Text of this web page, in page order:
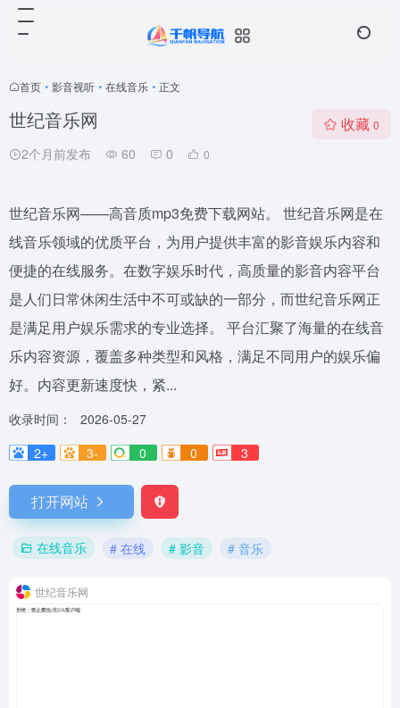
首页 • 影音视听 • 在线音乐 • 正文
世纪音乐网
2个月前发布 60 0 0
收藏 0
世纪音乐网——高音质mp3免费下载网站。 世纪音乐网是在
线音乐领域的优质平台，为用户提供丰富的影音娱乐内容和
便捷的在线服务。在数字娱乐时代，高质量的影音内容平台
是人们日常休闲生活中不可或缺的一部分，而世纪音乐网正
是满足用户娱乐需求的专业选择。 平台汇聚了海量的在线音
乐内容资源，覆盖多种类型和风格，满足不同用户的娱乐偏
好。内容更新速度快，紧...
收录时间：
2026-05-27
2+
3- 0 0 3
打开网站
在线音乐 # 在线 # 影音 # 音乐
世纪音乐网